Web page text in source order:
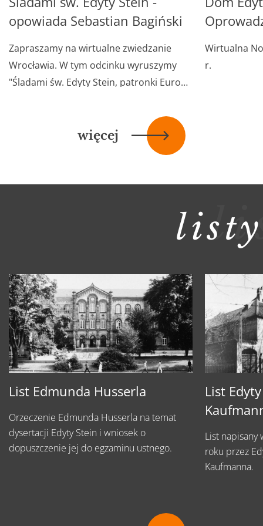
wideo
opowiada Sebastian Bagiński
Zapraszamy na wirtualne zwiedzanie
Wrocławia. W tym odcinku wyruszymy
"Śladami św. Edyty Stein, patronki Europy
wideo
Wirtualna
r.
więcej
na
listy
List Edmunda Husserla
Orzeczenie Edmunda Husserla na temat
dysertacji Edyty Stein i wniosek o
dopuszczenie jej do egzaminu ustnego.
List
List napisany
roku przez
Kaufmanna.